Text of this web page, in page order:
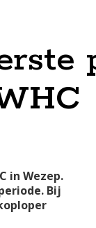
in Wezep.
Bij